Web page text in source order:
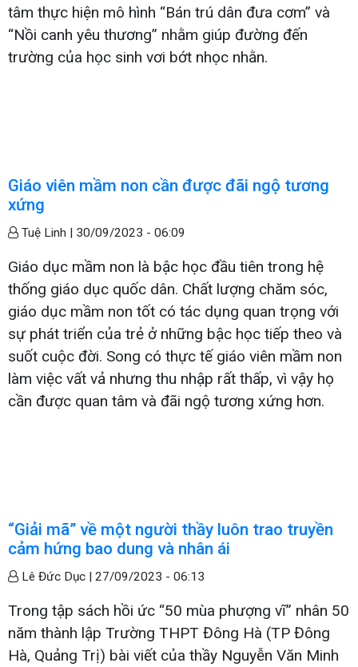
tâm thực hiện mô hình “Bán trú dân đưa cơm” và
“Nồi canh yêu thương” nhằm giúp đường đến
trường của học sinh vơi bớt nhọc nhằn.
Giáo viên mầm non cần được đãi ngộ tương
xứng
Tuệ Linh | 30/09/2023 - 06:09
Giáo dục mầm non là bậc học đầu tiên trong hệ
thống giáo dục quốc dân. Chất lượng chăm sóc,
giáo dục mầm non tốt có tác dụng quan trọng với
sự phát triển của trẻ ở những bậc học tiếp theo và
suốt cuộc đời. Song có thực tế giáo viên mầm non
làm việc vất vả nhưng thu nhập rất thấp, vì vậy họ
cần được quan tâm và đãi ngộ tương xứng hơn.
“Giải mã” về một người thầy luôn trao truyền
cảm hứng bao dung và nhân ái
Lê Đức Dục | 27/09/2023 - 06:13
Trong tập sách hồi ức “50 mùa phượng vĩ” nhân 50
năm thành lập Trường THPT Đông Hà (TP Đông
Hà, Quảng Trị) bài viết của thầy Nguyễn Văn Minh